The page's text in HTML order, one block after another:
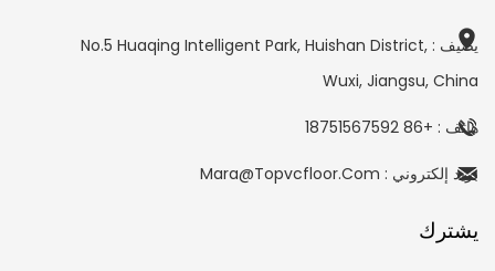
يضيف : No.5 Huaqing Intelligent Park, Huishan District,
Wuxi, Jiangsu, China
هاتف : +86 18751567592
بريد إلكتروني : Mara@topvcfloor.com
يشترك